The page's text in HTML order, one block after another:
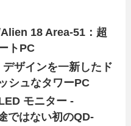
18 Area-51：超
トPC
ザインを一新したド
シュなタワーPC
モニター -
ではない初のQD-